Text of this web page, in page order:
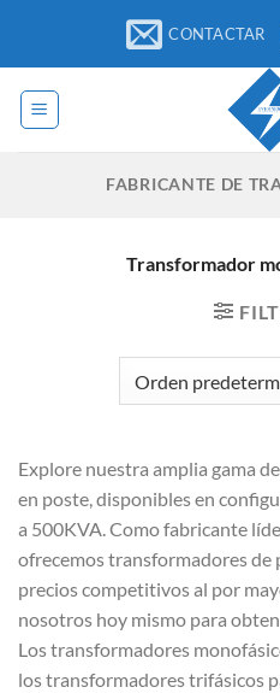
contenido
CONTACTAR
FABRICANTE DE
Transformador
Explore nuestra amplia gama
en poste, disponibles en
a 500KVA. Como fabricante
ofrecemos transformadores de
precios competitivos al por
nosotros hoy mismo para
Los transformadores
los transformadores trifásicos